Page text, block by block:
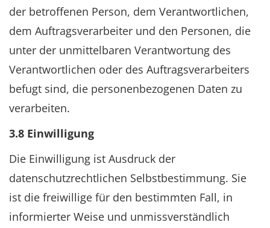
der betroffenen Person, dem Verantwortlichen,
dem Auftragsverarbeiter und den Personen, die
unter der unmittelbaren Verantwortung des
Verantwortlichen oder des Auftragsverarbeiters
befugt sind, die personenbezogenen Daten zu
verarbeiten.
3.8 Einwilligung
Die Einwilligung ist Ausdruck der
datenschutzrechtlichen Selbstbestimmung. Sie
ist die freiwillige für den bestimmten Fall, in
informierter Weise und unmissverständlich